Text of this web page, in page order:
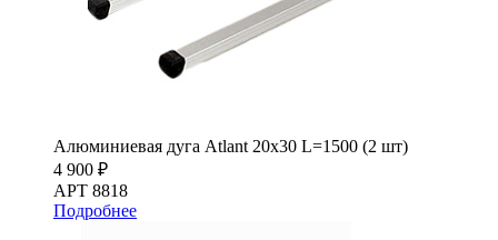
Алюминиевая дуга Atlant 20х30 L=1500 (2 шт)
4 900 ₽
АРТ 8818
Подробнее